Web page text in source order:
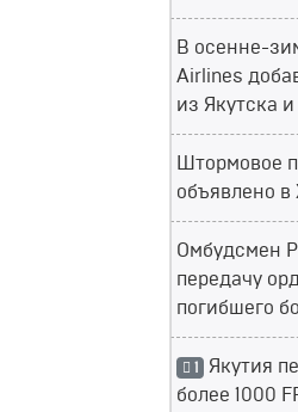
В осенне-
Airlines
из Якутска
Штормовое
объявлено в
Омбудсмен
передачу
погибшего
1 Якутия
более 1000